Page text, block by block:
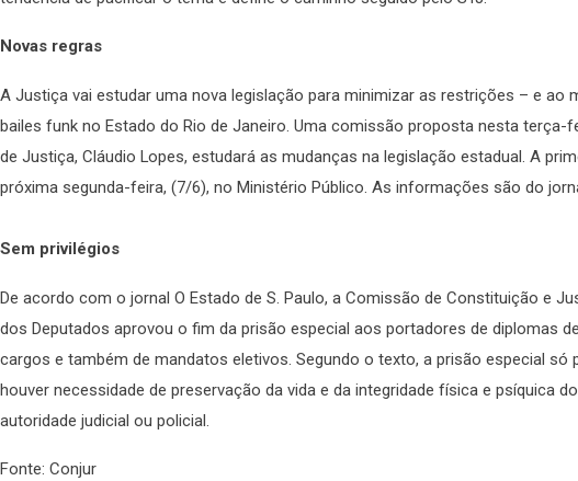
Novas regras
A Justiça vai estudar uma nova legislação para minimizar as restrições – e ao
bailes funk no Estado do Rio de Janeiro. Uma comissão proposta nesta terça-
de Justiça, Cláudio Lopes, estudará as mudanças na legislação estadual. A
próxima segunda-feira, (7/6), no Ministério Público. As informações são do
Sem privilégios
De acordo com o jornal O Estado de S. Paulo, a Comissão de Constituição e
dos Deputados aprovou o fim da prisão especial aos portadores de diplomas
cargos e também de mandatos eletivos. Segundo o texto, a prisão especial só
houver necessidade de preservação da vida e da integridade física e psíquica
autoridade judicial ou policial.
Fonte: Conjur